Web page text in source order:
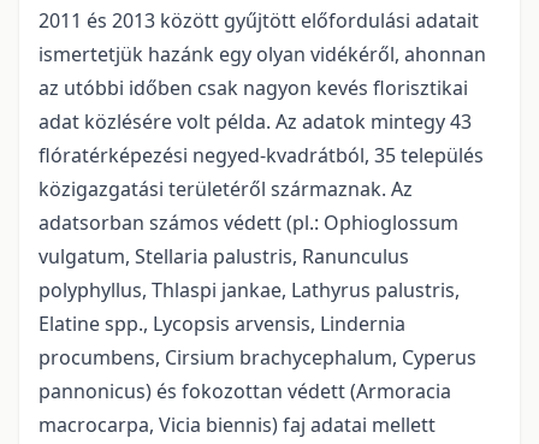
2011 és 2013 között gyűjtött előfordulási adatait
ismertetjük hazánk egy olyan vidékéről, ahonnan
az utóbbi időben csak nagyon kevés florisztikai
adat közlésére volt példa. Az adatok mintegy 43
flóratérképezési negyed-kvadrátból, 35 település
közigazgatási területéről származnak. Az
adatsorban számos védett (pl.: Ophioglossum
vulgatum, Stellaria palustris, Ranunculus
polyphyllus, Thlaspi jankae, Lathyrus palustris,
Elatine spp., Lycopsis arvensis, Lindernia
procumbens, Cirsium brachycephalum, Cyperus
pannonicus) és fokozottan védett (Armoracia
macrocarpa, Vicia biennis) faj adatai mellett